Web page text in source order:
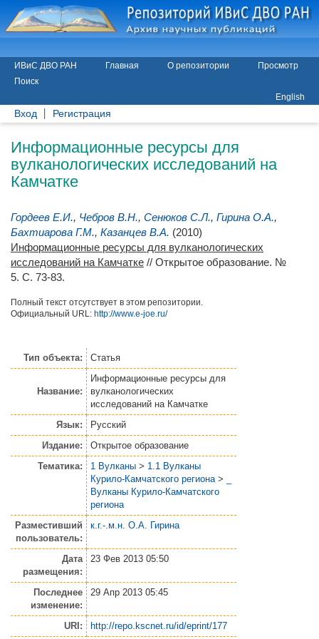
ИВиС ДВО РАН Главная О репозитории
Просмотр
Поиск
English
Вход Регистрация
Информационные ресурсы для
вулканологических исследований на
Камчатке
Гордеев Е.И., Чебров В.Н., Сенюков С.Л., Гирина О.А.,
Бахтиарова Г.М., Казанцев В.А. (2010)
Информационные ресурсы для вулканологических
исследований на Камчатке // Открытое образование. №
5. С. 73-83.
Полный текст отсутствует в этом репозитории.
Официальный URL: http://www.e-joe.ru/
Тип объекта: Статья
Название:
Информационные ресурсы для
вулканологических
исследований на Камчатке
Язык:
Русский
Издание:
Открытое образование
Тематика:
1 Вулканы > 1.1 Вулканы
Курило-Камчатского региона >
Вулканы Курило-Камчатского
региона
Разместивший
пользователь:
к.г.-.м.н. О.А. Гирина
Дата
размещения:
23 Фев 2013 05:50
Последнее
изменение:
29 Апр 2013 05:45
URI: http://repo.kscnet.ru/id/eprint/177